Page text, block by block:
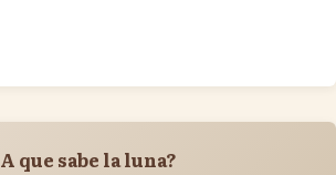
A que sabe la luna?